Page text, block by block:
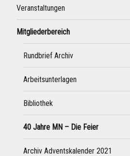
Veranstaltungen
Mitgliederbereich
Rundbrief Archiv
Arbeitsunterlagen
Bibliothek
40 Jahre MN – Die Feier
Archiv Adventskalender 2021